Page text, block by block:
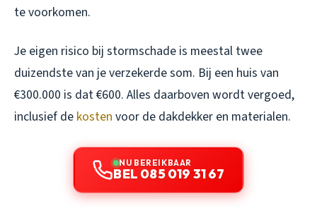
te voorkomen.
Je eigen risico bij stormschade is meestal twee
duizendste van je verzekerde som. Bij een huis van
€300.000 is dat €600. Alles daarboven wordt vergoed,
inclusief de kosten voor de dakdekker en materialen.
NU BEREIKBAAR
BEL 085 019 31 67